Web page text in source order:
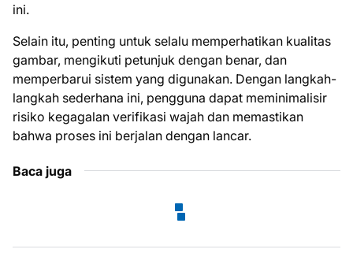
ini.
Selain itu, penting untuk selalu memperhatikan kualitas
gambar, mengikuti petunjuk dengan benar, dan
memperbarui sistem yang digunakan. Dengan langkah-
langkah sederhana ini, pengguna dapat meminimalisir
risiko kegagalan verifikasi wajah dan memastikan
bahwa proses ini berjalan dengan lancar.
Baca juga